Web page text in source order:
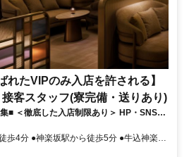
れたVIPのみ入店を許される】
客スタッフ(寮完備・送りあり)
■ ＜徹底した入店制限あり＞ HP・SNS・
別なゲストの方々を守り,守り続けられ
【在籍の秘密を厳守しながら、安心安全
求人です】